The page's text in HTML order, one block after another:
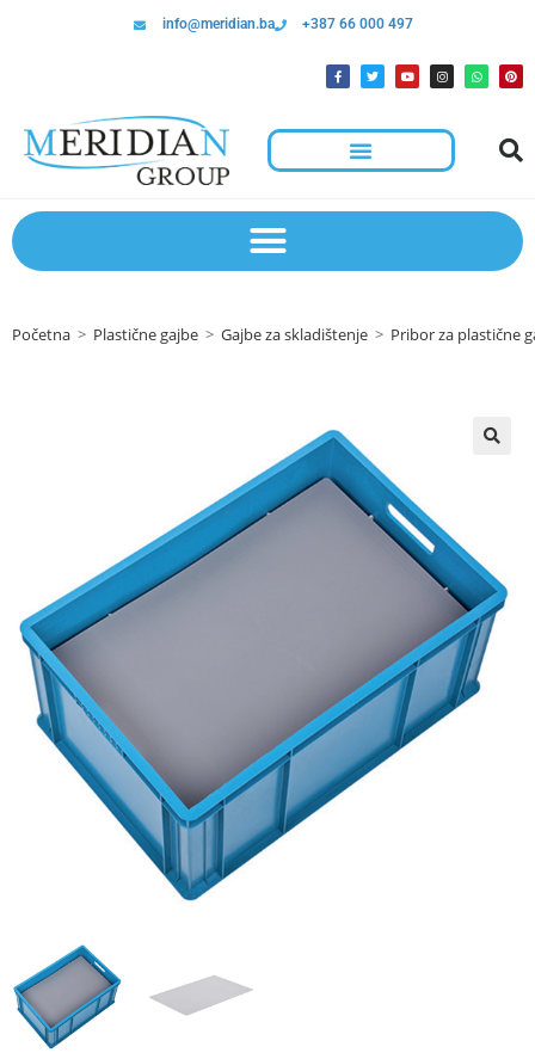
info@meridian.ba +387 66 000 497
Početna > Plastične gajbe > Gajbe za skladištenje > Pribor za plastične